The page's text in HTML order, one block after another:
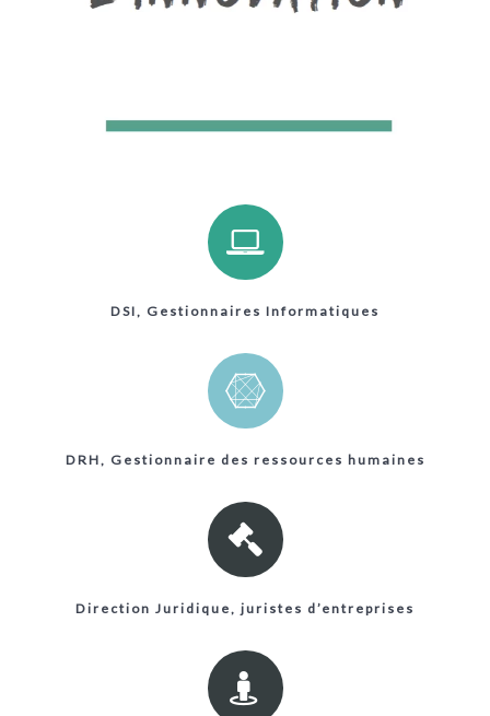
DSI, Gestionnaires Informatiques
DRH, Gestionnaire des ressources humaines
Direction Juridique, juristes d’entreprises